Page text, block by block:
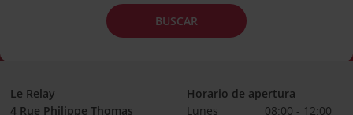
BUSCAR
Le Relay
4 Rue Philippe Thomas
Horario de apertura
Lunes
08:00 - 12:00